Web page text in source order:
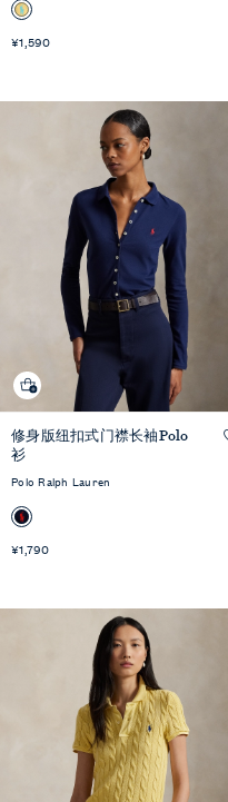
¥1,590
快速预览
修身版纽扣式门襟长袖Polo
衫
Polo Ralph Lauren
¥1,790